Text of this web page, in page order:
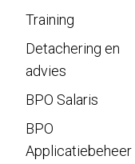
Training
Detachering en
advies
BPO Salaris
BPO
Applicatiebeheer